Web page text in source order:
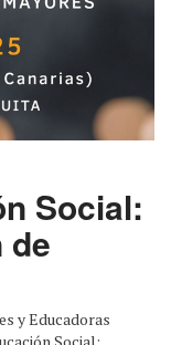
Social:
de
y Educadoras